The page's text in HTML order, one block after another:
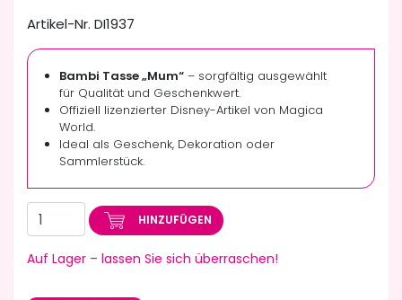
Artikel-Nr. DI1937
Bambi Tasse „Mum“ – sorgfältig ausgewählt
für Qualität und Geschenkwert.
Offiziell lizenzierter Disney-Artikel von Magica
World.
Ideal als Geschenk, Dekoration oder
Sammlerstück.
HINZUFÜGEN
Auf Lager – lassen Sie sich überraschen!